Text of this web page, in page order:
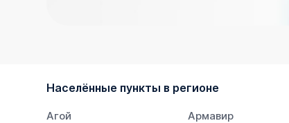
Населённые пункты в регионе
Агой Армавир